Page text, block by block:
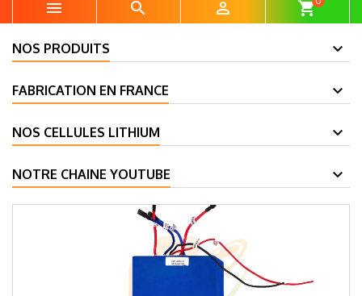
   shopping_cart
NOS PRODUITS
FABRICATION EN FRANCE
NOS CELLULES LITHIUM
NOTRE CHAINE YOUTUBE